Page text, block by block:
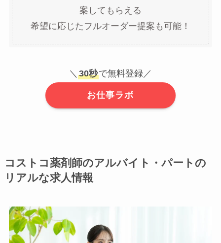
案してもらえる
希望に応じたフルオーダー提案も可能！
＼ 30秒で無料登録／
お仕事ラボ
コストコ薬剤師のアルバイト・パートの
リアルな求人情報